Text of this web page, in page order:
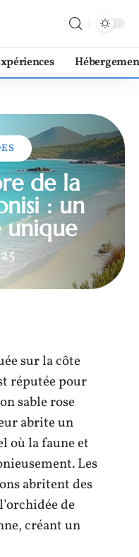
de la
: un
unique
sur la côte
réputée pour
sable rose
abrite un
où la faune et
Les
abritent des
de
créant un